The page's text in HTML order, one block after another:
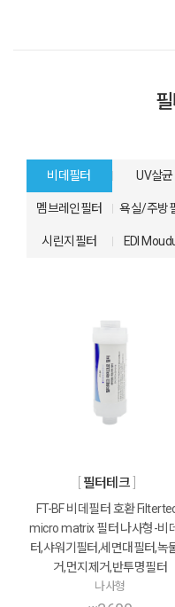
비데필터 UV살균
멤브레인필터 욕실/주방
시린지필터 EDI
필터테크
FT-BF 비데필터 호환
micro matrix 필터 나사형-비
터,샤워기필터,세면대필터,녹
거,먼지제거,반투명필터
나사형